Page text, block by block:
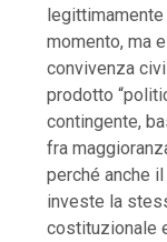
momento, ma
convivenza
prodotto
contingente,
fra
perché anche
investe la
costituzionale